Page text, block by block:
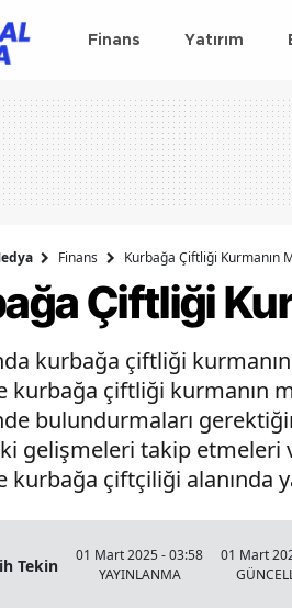
Finans Yatırım
Finans Kurbağa Çiftliği Kurmanın
Çiftliği
kurbağa çiftliği
kurbağa çiftliği kurmanın
bulundurmaları
gelişmeleri takip etmeleri
kurbağa çiftçiliği alanında
Tekin
01 Mart 2025 - 03:58
YAYINLANMA
01 Mart